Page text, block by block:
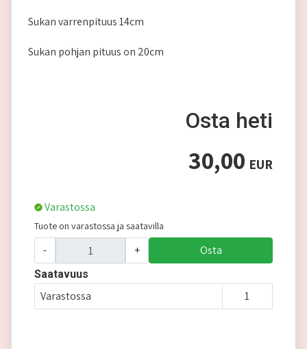
Sukan varrenpituus 14cm
Sukan pohjan pituus on 20cm
Osta heti
30,00 EUR
Varastossa
Tuote on varastossa ja saatavilla
- + Osta
Saatavuus
Varastossa 1